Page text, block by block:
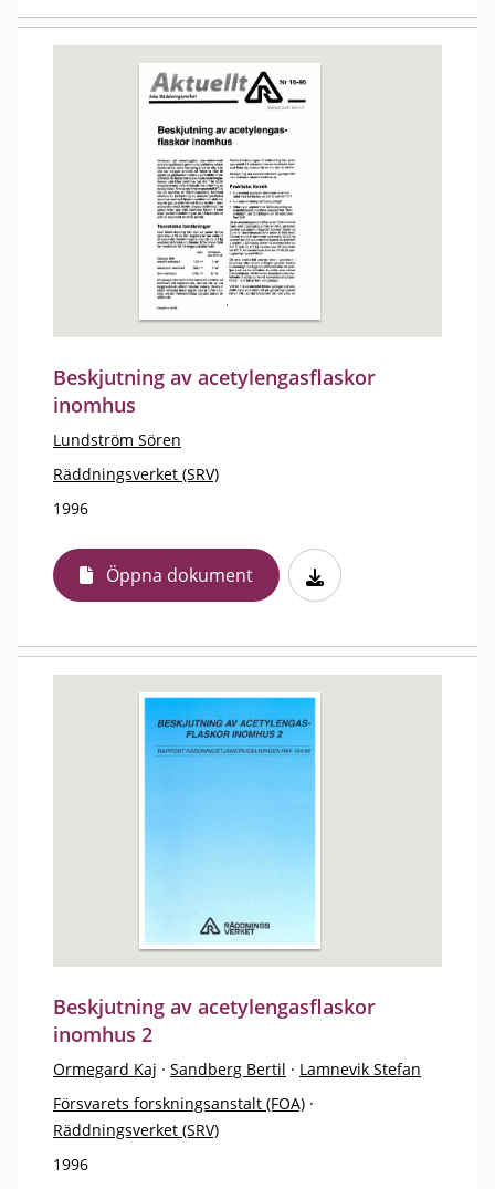
Beskjutning av acetylengasflaskor
inomhus
Lundström Sören
Räddningsverket (SRV)
1996
Öppna dokument
Beskjutning av acetylengasflaskor
inomhus 2
Ormegard Kaj · Sandberg Bertil · Lamnevik Stefan
Försvarets forskningsanstalt (FOA) ·
Räddningsverket (SRV)
1996